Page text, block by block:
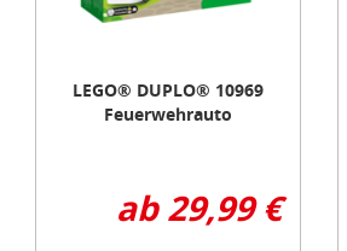
LEGO® DUPLO® 10969
Feuerwehrauto
ab 29,99 €